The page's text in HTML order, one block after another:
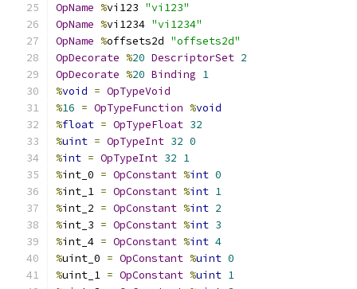
OpName %vi123 "vi123"
OpName %vi1234 "vi1234"
OpName %offsets2d "offsets2d"
OpDecorate %20 DescriptorSet 2
OpDecorate %20 Binding 1
%void = OpTypeVoid
%16 = OpTypeFunction %void
%float = OpTypeFloat 32
%uint = OpTypeInt 32 0
%int = OpTypeInt 32 1
%int_0 = OpConstant %int 0
%int_1 = OpConstant %int 1
%int_2 = OpConstant %int 2
%int_3 = OpConstant %int 3
%int_4 = OpConstant %int 4
%uint_0 = OpConstant %uint 0
%uint_1 = OpConstant %uint 1